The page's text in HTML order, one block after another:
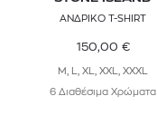
ΑΝΔΡΙΚΟ T-SHIRT
150,00 €
M, L, XL, XXL, XXXL
6 Διαθέσιμα Χρώματα